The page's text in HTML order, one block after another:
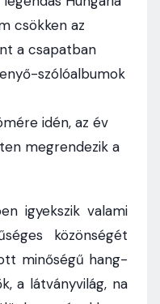
csökken az
a csapatban
szólóalbumok
idén, az év
megrendezik a
igyekszik valami
közönségét
minőségű hang-
a látványvilág, na